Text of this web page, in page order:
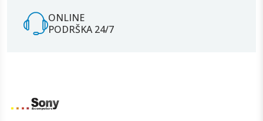
ONLINE
PODRŠKA 24/7